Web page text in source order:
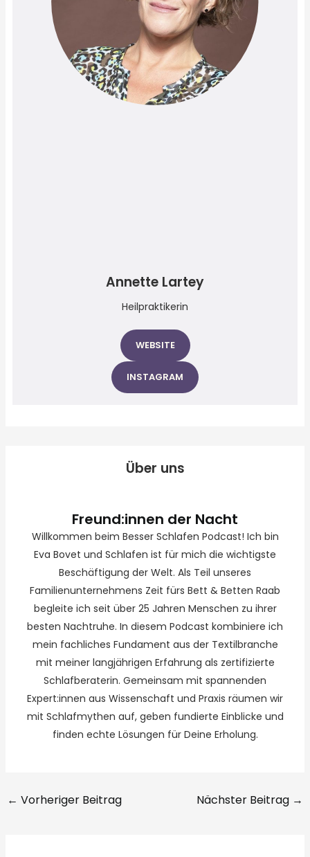
Annette Lartey
Heilpraktikerin
WEBSITE
INSTAGRAM
Über uns
Freund:innen der Nacht
Willkommen beim Besser Schlafen Podcast! Ich bin
Eva Bovet und Schlafen ist für mich die wichtigste
Beschäftigung der Welt. Als Teil unseres
Familienunternehmens Zeit fürs Bett & Betten Raab
begleite ich seit über 25 Jahren Menschen zu ihrer
besten Nachtruhe. In diesem Podcast kombiniere ich
mein fachliches Fundament aus der Textilbranche
mit meiner langjährigen Erfahrung als zertifizierte
Schlafberaterin. Gemeinsam mit spannenden
Expert:innen aus Wissenschaft und Praxis räumen wir
mit Schlafmythen auf, geben fundierte Einblicke und
finden echte Lösungen für Deine Erholung.
← Vorheriger Beitrag Nächster Beitrag →